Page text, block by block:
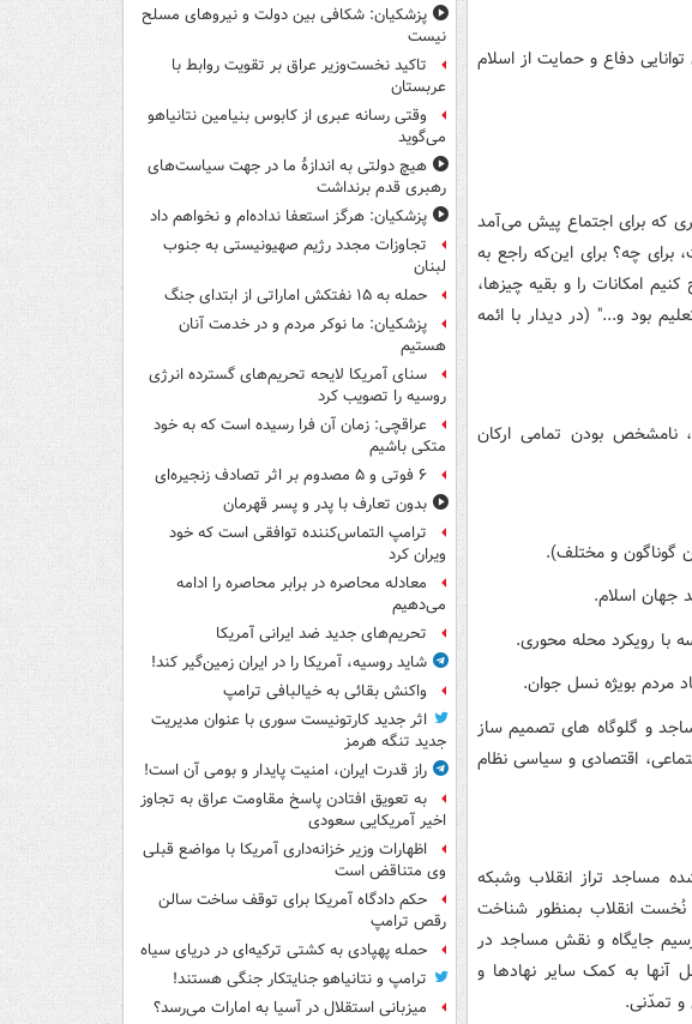
دفاع و حمایت از اسلام
که برای اجتماع پیش می‌آمد
چه؟ برای این‌که راجع به
امکانات را و بقیه چیزها،
بود و..." (در دیدار با ائمه
نامشخص بودن تمامی ارکان
و گلوگاه های تصمیم ساز
اقتصادی و سیاسی نظام
مساجد تراز انقلاب وشبکه
نُخست انقلاب بمنظور شناخت
جایگاه و نقش مساجد در
آنها به کمک سایر نهادها و
و تمدّنی.
پزشکیان: شکافی بین دولت و نیروهای مسلح
نیست
تاکید نخست‌وزیر عراق بر تقویت روابط با
عربستان
وقتی رسانه عبری از کابوس بنیامین نتانیاهو
می‌گوید
هیچ دولتی به اندازۀ ما در جهت سیاست‌های
رهبری قدم برنداشت
پزشکیان: هرگز استعفا نداده‌ام و نخواهم داد
تجاوزات مجدد رژیم صهیونیستی به جنوب
لبنان
حمله به ۱۵ نفتکش‌ اماراتی از ابتدای جنگ
پزشکیان: ما نوکر مردم و در خدمت آنان
هستیم
سنای آمریکا لایحه تحریم‌های گسترده انرژی
روسیه را تصویب کرد
عراقچی: زمان آن فرا رسیده است که به خود
متکی باشیم
۶ فوتی و ۵ مصدوم بر اثر تصادف زنجیره‌ای
بدون تعارف با پدر و پسر قهرمان
ترامپ التماس‌کننده توافقی است که خود
ویران کرد
معادله محاصره در برابر محاصره را ادامه
می‌دهیم
تحریم‌های جدید ضد ایرانی آمریکا
شاید روسیه، آمریکا را در ایران زمین‌گیر کند!
واکنش بقائی به خیالبافی ترامپ
اثر جدید کارتونیست سوری با عنوان مدیریت
جدید تنگه هرمز
راز قدرت ایران، امنیت پایدار و بومی آن است!
به تعویق افتادن پاسخ مقاومت عراق به تجاوز
اخیر آمریکایی سعودی
اظهارات وزیر خزانه‌داری آمریکا با مواضع قبلی
وی متناقض است
حکم دادگاه آمریکا برای توقف ساخت سالن
رقص ترامپ
حمله پهپادی به کشتی ترکیه‌ای در دریای سیاه
ترامپ و نتانیاهو جنایتکار جنگی هستند!
میزبانی استقلال در آسیا به امارات می‌رسد؟